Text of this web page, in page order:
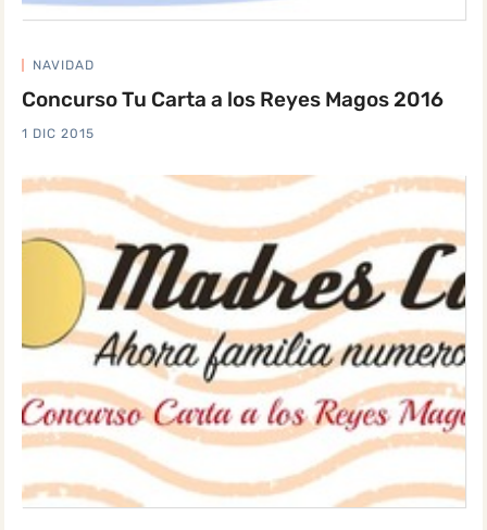
NAVIDAD
Concurso Tu Carta a los Reyes Magos 2016
1 DIC 2015